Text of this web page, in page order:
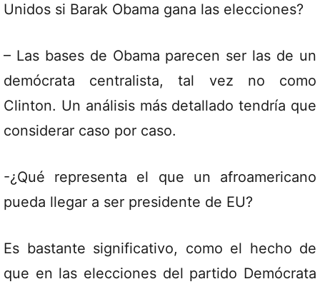
Unidos si Barak Obama gana las elecciones?
– Las bases de Obama parecen ser las de un
demócrata centralista, tal vez no como
Clinton. Un análisis más detallado tendría que
considerar caso por caso.
-¿Qué representa el que un afroamericano
pueda llegar a ser presidente de EU?
Es bastante significativo, como el hecho de
que en las elecciones del partido Demócrata